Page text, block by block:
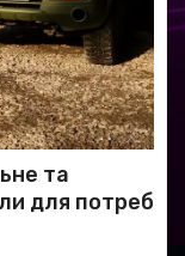
та
для потреб